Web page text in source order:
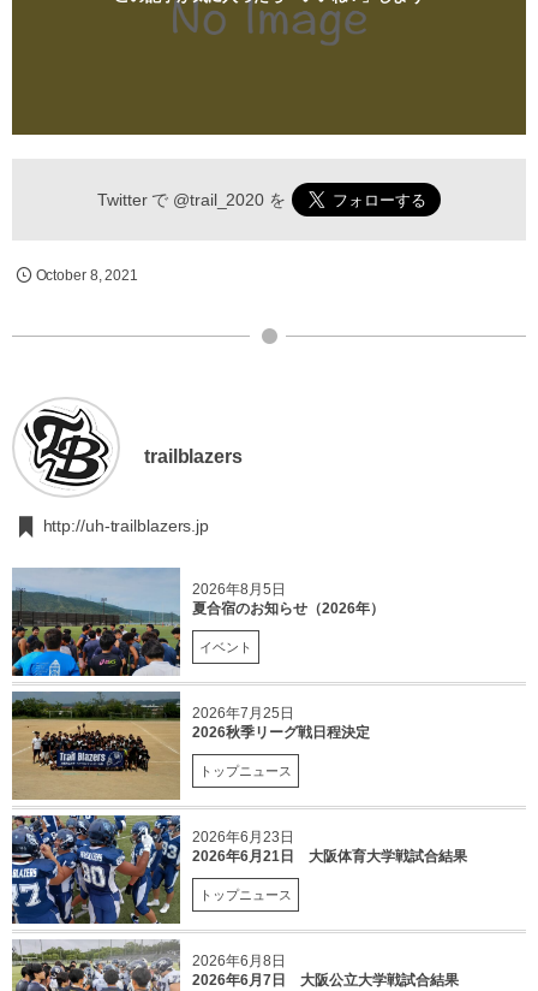
Twitter で @trail_2020 を
October 8,2021
trailblazers
http://uh-trailblazers.jp
2026年8月5日
夏合宿のお知らせ（2026年）
イベント
2026年7月25日
2026秋季リーグ戦日程決定
トップニュース
2026年6月23日
2026年6月21日 大阪体育大学戦試合結果
トップニュース
2026年6月8日
2026年6月7日 大阪公立大学戦試合結果